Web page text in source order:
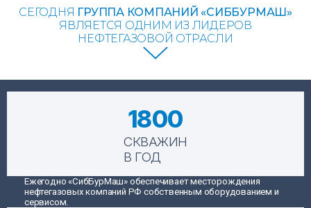
СЕГОДНЯ ГРУППА КОМПАНИЙ «СИББУРМАШ»
ЯВЛЯЕТСЯ ОДНИМ ИЗ ЛИДЕРОВ
НЕФТЕГАЗОВОЙ ОТРАСЛИ
СКВАЖИН
В ГОД
1800
Ежегодно «СибБурМаш» обеспечивает месторождения
нефтегазовых компаний РФ собственным оборудованием и
сервисом.